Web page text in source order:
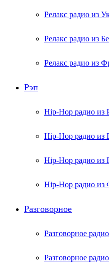
Релакс радио из
Релакс радио из
Релакс радио из
Рэп
Hip-Hop радио из
Hip-Hop радио из
Hip-Hop радио из
Hip-Hop радио из
Разговорное
Разговорное
Разговорное